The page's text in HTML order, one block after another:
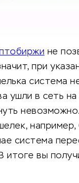
не
при
система
ушли в сеть на
система
итоге вы